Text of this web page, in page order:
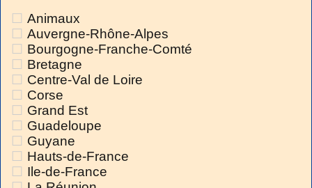
Animaux
Auvergne-Rhône-Alpes
Bourgogne-Franche-Comté
Bretagne
Centre-Val de Loire
Corse
Grand Est
Guadeloupe
Guyane
Hauts-de-France
Ile-de-France